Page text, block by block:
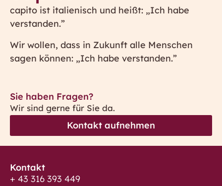
capito ist italienisch und heißt: „Ich habe
verstanden.”
Wir wollen, dass in Zukunft alle Menschen
sagen können: „Ich habe verstanden.”
Sie haben Fragen?
Wir sind gerne für Sie da.
Kontakt aufnehmen
Kontakt
+ 43 316 393 449